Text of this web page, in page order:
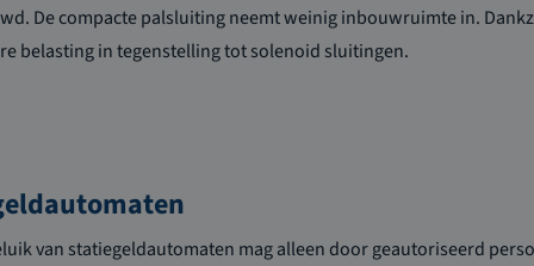
De compacte palsluiting neemt weinig inbouwruimte in.
belasting in tegenstelling tot solenoid sluitingen.
van statiegeldautomaten mag alleen door geautoriseerd